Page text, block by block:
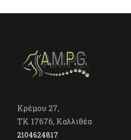
Κρέμου 27,
TK 17676, Καλλιθέα
2104624817